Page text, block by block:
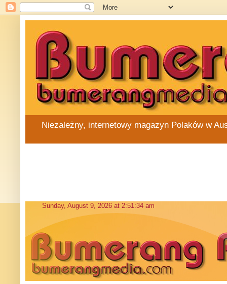
Niezależny, internetowy magazyn Polaków w